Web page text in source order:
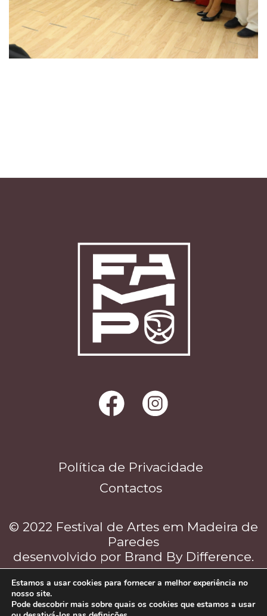
Política de Privacidade
Contactos
© 2022 Festival de Artes em Madeira de
Paredes
desenvolvido por Brand By Difference.
Estamos a usar cookies para fornecer a melhor experiência no
nosso site.
Pode descobrir mais sobre quais os cookies que estamos a usar